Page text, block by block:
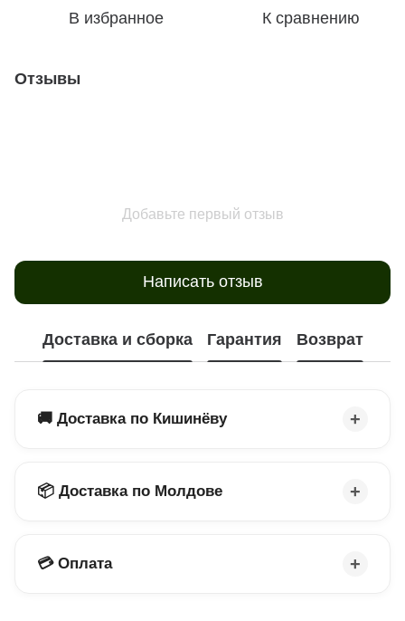
В избранное К сравнению
Отзывы
Добавьте первый отзыв
Написать отзыв
Доставка и сборка Гарантия Возврат
🚚 Доставка по Кишинёву
📦 Доставка по Молдове
💳 Оплата